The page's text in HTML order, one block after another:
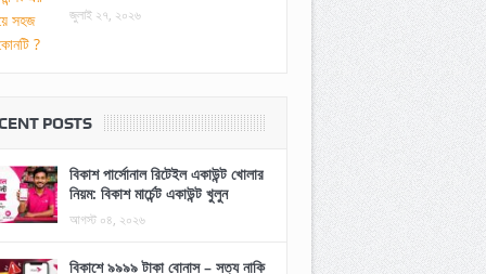
জুলাই ২৭, ২০২৬
POSTS
বিকাশ পার্সোনাল রিটেইল একাউন্ট খোলার
নিয়ম: বিকাশ মার্চেন্ট একাউন্ট খুলুন
আগস্ট ০৪, ২০২৬
বিকাশে ৯৯৯৯ টাকা বোনাস – সত্য নাকি